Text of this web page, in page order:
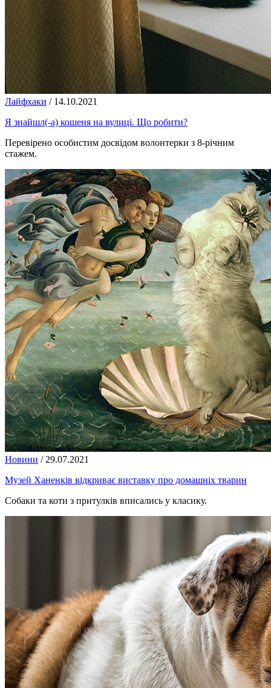
Лайфхаки / 14.10.2021
Я знайшл(-а) кошеня на вулиці. Що робити?
Перевірено особистим досвідом волонтерки з 8-річним
стажем.
Новини / 29.07.2021
Музей Ханенків відкриває виставку про домашніх тварин
Cобаки та коти з притулків вписались у класику.